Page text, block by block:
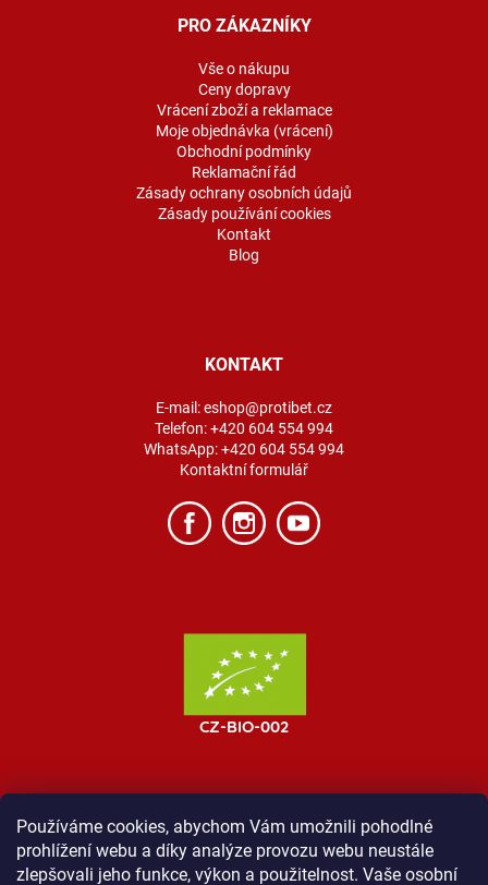
Používáme cookies, abychom Vám umožnili pohodlné
prohlížení webu a díky analýze provozu webu neustále
zlepšovali jeho funkce, výkon a použitelnost. Vaše osobní
PRO ZÁKAZNÍKY
Vše o nákupu
Ceny dopravy
Vrácení zboží a reklamace
Moje objednávka (vrácení)
Obchodní podmínky
Reklamační řád
Zásady ochrany osobních údajů
Zásady používání cookies
Kontakt
Blog
KONTAKT
E-mail:eshop@protibet.cz
Telefon:+420 604 554 994
WhatsApp:+420 604 554 994
Kontaktní formulář
MOST ProTibet Vše o nákupu
Obchodní podmínky
Zásady ochrany osobních údajů
Kontakt